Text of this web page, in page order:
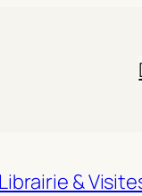
Librairie &